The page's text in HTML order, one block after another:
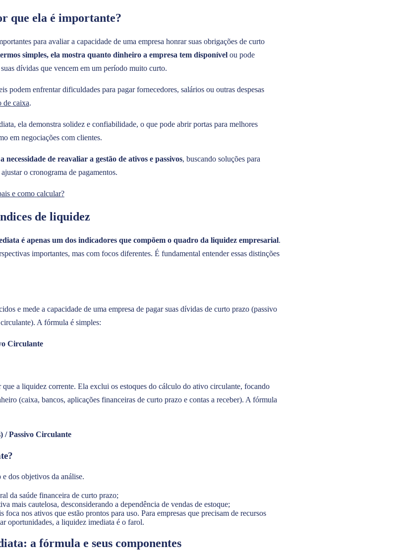
que ela é importante?
para avaliar a capacidade de uma empresa honrar suas obrigações de curto
simples, ela mostra quanto dinheiro a empresa tem disponível ou pode
dívidas que vencem em um período muito curto.
podem enfrentar dificuldades para pagar fornecedores, salários ou outras despesas
de caixa.
ela demonstra solidez e confiabilidade, o que pode abrir portas para melhores
em negociações com clientes.
de reavaliar a gestão de ativos e passivos, buscando soluções para
o cronograma de pagamentos.
e como calcular?
de liquidez
é apenas um dos indicadores que compõem o quadro da liquidez empresarial.
importantes, mas com focos diferentes. É fundamental entender essas distinções
e mede a capacidade de uma empresa de pagar suas dívidas de curto prazo (passivo
A fórmula é simples:
Circulante
a liquidez corrente. Ela exclui os estoques do cálculo do ativo circulante, focando
(caixa, bancos, aplicações financeiras de curto prazo e contas a receber). A fórmula
/ Passivo Circulante
dos objetivos da análise.
da saúde financeira de curto prazo;
mais cautelosa, desconsiderando a dependência de vendas de estoque;
foca nos ativos que estão prontos para uso. Para empresas que precisam de recursos
oportunidades, a liquidez imediata é o farol.
a fórmula e seus componentes